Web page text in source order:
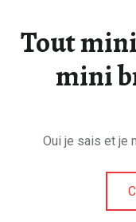
Tout
mini
Oui je sais et je